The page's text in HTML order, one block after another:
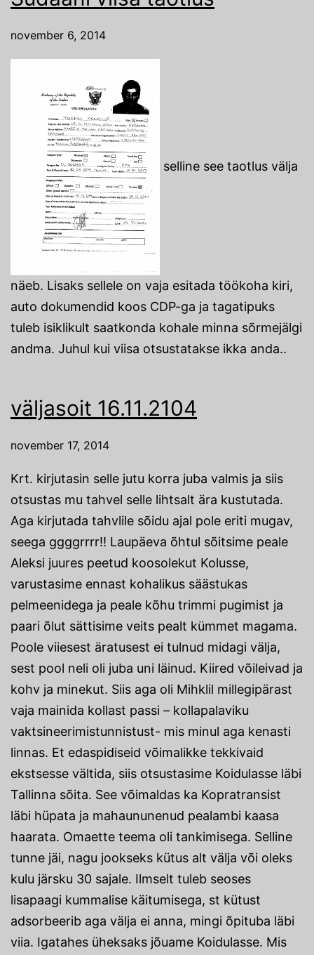
november 6, 2014
selline see taotlus välja
näeb. Lisaks sellele on vaja esitada töökoha kiri,
auto dokumendid koos CDP-ga ja tagatipuks
tuleb isiklikult saatkonda kohale minna sõrmejälgi
andma. Juhul kui viisa otsustatakse ikka anda..
väljasoit 16.11.2104
november 17, 2014
Krt. kirjutasin selle jutu korra juba valmis ja siis
otsustas mu tahvel selle lihtsalt ära kustutada.
Aga kirjutada tahvlile sõidu ajal pole eriti mugav,
seega ggggrrrr!! Laupäeva õhtul sõitsime peale
Aleksi juures peetud koosolekut Kolusse,
varustasime ennast kohalikus säästukas
pelmeenidega ja peale kõhu trimmi pugimist ja
paari õlut sättisime veits pealt kümmet magama.
Poole viiesest äratusest ei tulnud midagi välja,
sest pool neli oli juba uni läinud. Kiired võileivad ja
kohv ja minekut. Siis aga oli Mihklil millegipärast
vaja mainida kollast passi – kollapalaviku
vaktsineerimistunnistust- mis minul aga kenasti
linnas. Et edaspidiseid võimalikke tekkivaid
ekstsesse vältida, siis otsustasime Koidulasse läbi
Tallinna sõita. See võimaldas ka Kopratransist
läbi hüpata ja mahaununenud pealambi kaasa
haarata. Omaette teema oli tankimisega. Selline
tunne jäi, nagu jookseks kütus alt välja või oleks
kulu järsku 30 sajale. Ilmselt tuleb seoses
lisapaagi kummalise käitumisega, st kütust
adsorbeerib aga välja ei anna, mingi õpituba läbi
viia. Igatahes üheksaks jõuame Koidulasse. Mis